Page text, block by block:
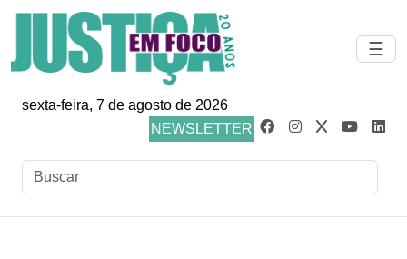
☰
sexta-feira, 7 de agosto de 2026
NEWSLETTER